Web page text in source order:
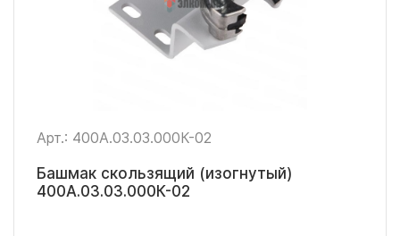
Арт.: 400А.03.03.000К-02
Башмак скользящий (изогнутый)
400А.03.03.000К-02